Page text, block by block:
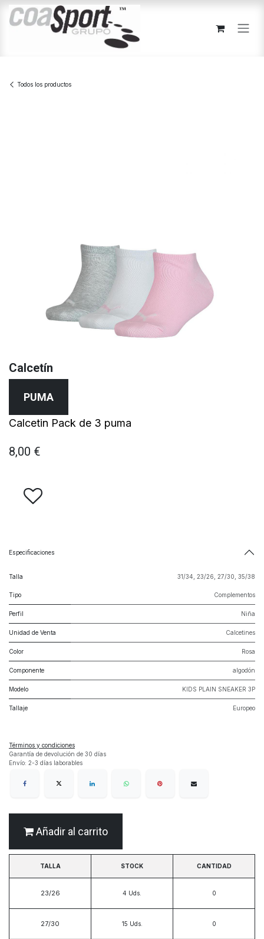
Ir al contenido
Todos los productos
Calcetín
PUMA
Calcetin Pack de 3 puma
8,00 €
Especificaciones
Talla 31/34 23/26 27/30 35/38
Tipo Complementos
Perfil Niña
Unidad de Venta Calcetines
Color Rosa
Componente algodón
Modelo KIDS PLAIN SNEAKER 3P
Tallaje Europeo
Términos y condiciones
Garantía de devolución de 30 días
Envío: 2-3 días laborables
Añadir al carrito
TALLA STOCK CANTIDAD
23/26 4 Uds.
27/30 15 Uds.